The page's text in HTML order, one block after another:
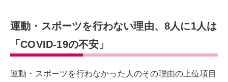
運動・スポーツを行わない理由、8人に1人は
「COVID-19の不安」
運動・スポーツを行わなかった人のその理由の上位項目